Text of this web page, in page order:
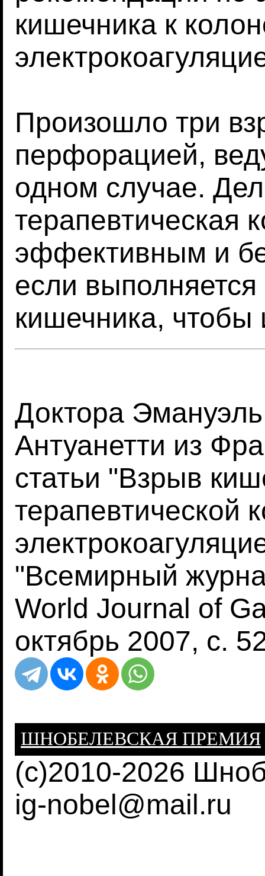
кишечника к
Произошло три
перфорацией,
одном случае.
терапевтическая
эффективным и
если
кишечника, чтобы
Доктора
Антуанетти из
статьи "Взрыв
терапевтической
"Всемирный
World Journal of
октябрь 2007, с.
ШНОБЕЛЕВСКАЯ ПРЕМИЯ
(c)2010-2026
ig-nobel@mail.ru